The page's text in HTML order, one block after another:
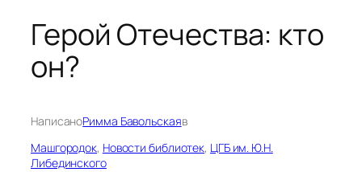
Герой Отечества: кто
он?
НаписаноРимма Бавольскаяв
Машгородок, Новости библиотек, ЦГБ им. Ю.Н.
Либединского